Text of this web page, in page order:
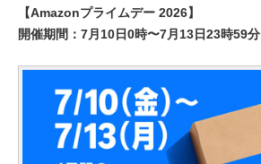
【Amazonプライムデー 2026】
開催期間：7月10日0時〜7月13日23時59分